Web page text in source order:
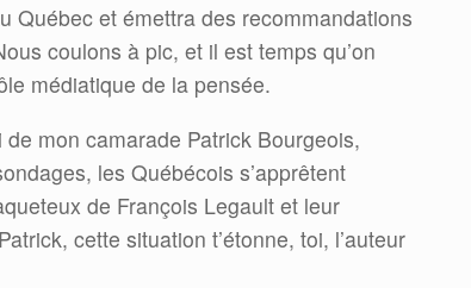
Québec et émettra des recommandations
coulons à pic, et il est temps qu’on
médiatique de la pensée.
mon camarade Patrick Bourgeois,
les Québécois s’apprêtent
de François Legault et leur
cette situation t’étonne, toi, l’auteur